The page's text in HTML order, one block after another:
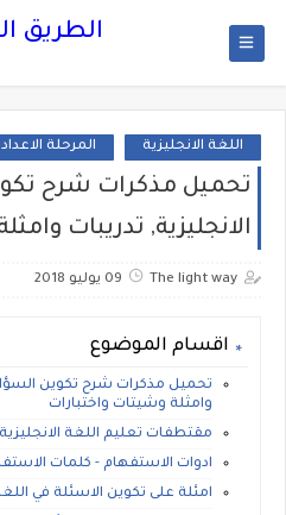
الطريق
اللغة الانجليزية المرحلة
تحميل مذكرات شرح
الانجليزية, تدريبات
The light way 09 يوليو 2018
اقسام الموضوع
تحميل مذكرات شرح تكوين السؤال
وامثلة وشيتات واختبارات
مقتطفات تعليم اللغة
ادوات الاستفهام - كلمات
امئلة على تكوين الاسئلة في